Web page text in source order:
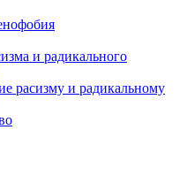
и радикального
расизму и радикальному